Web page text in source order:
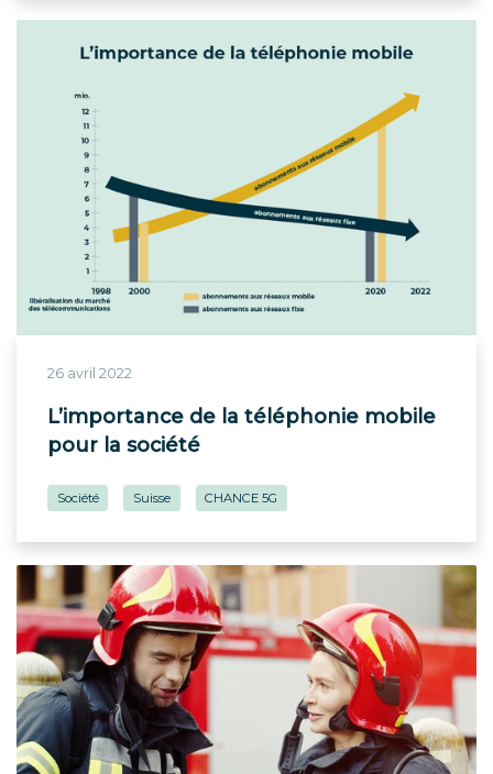
26 avril 2022
L’importance de la téléphonie mobile
pour la société
Société Suisse CHANCE 5G